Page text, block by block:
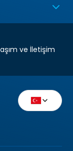
ve İletişim